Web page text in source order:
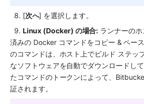
  8. [
次へ] を選択します。
  9.
Linux (Docker) の場合: ランナーの
済みの Docker コマンドをコピー & ペー
のコマンドは、ホスト上でビルド ステッ
なソフトウェアを自動でダウンロードし
たコマンドのトークンによって、
証されます。